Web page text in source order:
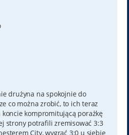
drużyna na spokojnie do
co można zrobić, to ich teraz
koncie kompromitującą porażkę
strony potrafili zremisować 3:3
City, wygrać 3:0 u siebie